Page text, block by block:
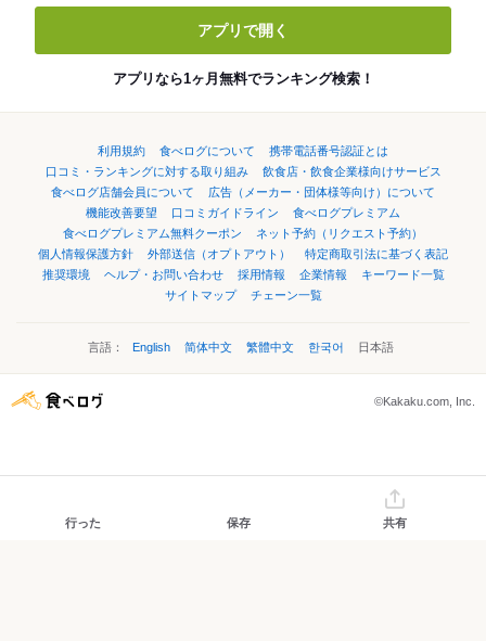
アプリで開く
アプリなら1ヶ月無料でランキング検索！
利用規約 食べログについて
携帯電話番号認証とは
口コミ・ランキングに対する取り組み
飲食店・飲食企業様向けサービス
食べログ店舗会員について
広告（メーカー・団体様等向け）について
機能改善要望
口コミガイドライン
食べログプレミアム
食べログプレミアム無料クーポン
ネット予約（リクエスト予約）
個人情報保護方針
外部送信（オプトアウト）
特定商取引法に基づく表記
推奨環境
ヘルプ・お問い合わせ 採用情報 企業情報
キーワード一覧
サイトマップ
チェーン一覧
言語： English 简体中文 繁體中文 한국어 日本語
©Kakaku.com, Inc.
行った 保存 共有